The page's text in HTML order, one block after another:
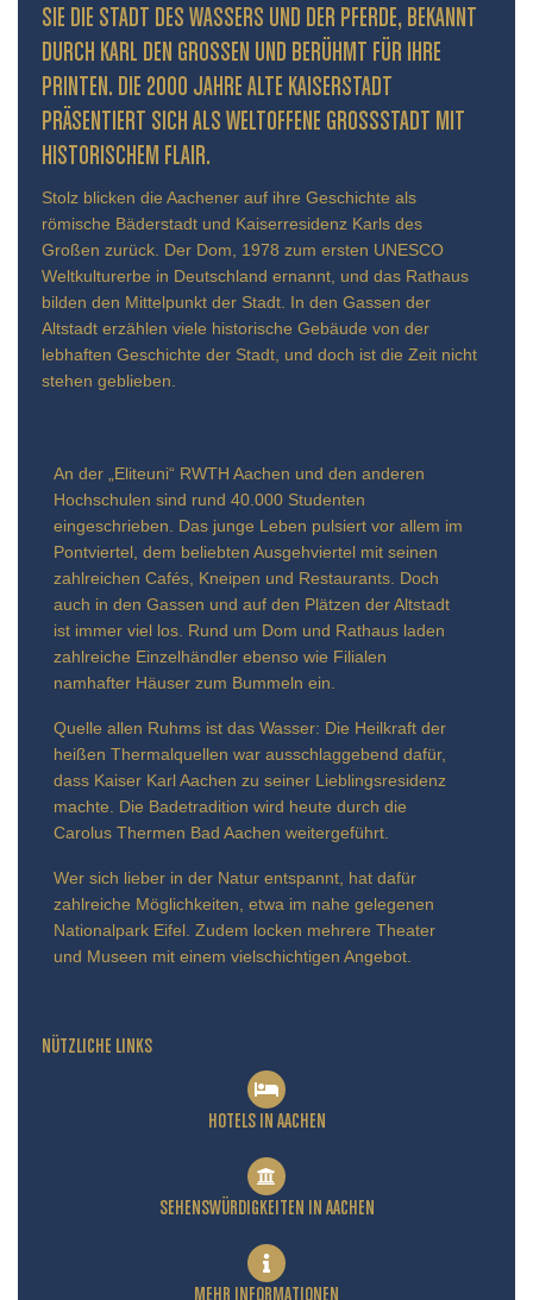
IE DIE STADT DES WASSERS UND DER PFERDE, BEKANNT D
URCH KARL DEN GROSSEN UND BERÜHMT FÜR IHRE PR
INTEN. DIE 2000 JAHRE ALTE KAISERSTADT PR
ÄSENTIERT SICH ALS WELTOFFENE GROSSSTADT MIT HIS
TORISCHEM FLAIR.
Stolz blicken die Aachener auf ihre Geschichte als
römische Bäderstadt und Kaiserresidenz Karls des
Großen zurück. Der Dom, 1978 zum ersten UNESCO
Weltkulturerbe in Deutschland ernannt, und das Rathaus
bilden den Mittelpunkt der Stadt. In den Gassen der
Altstadt erzählen viele historische Gebäude von der
lebhaften Geschichte der Stadt, und doch ist die Zeit nicht
stehen geblieben.
An der „Eliteuni“ RWTH Aachen und den anderen
Hochschulen sind rund 40.000 Studenten
eingeschrieben. Das junge Leben pulsiert vor allem im
Pontviertel, dem beliebten Ausgehviertel mit seinen
zahlreichen Cafés, Kneipen und Restaurants. Doch
auch in den Gassen und auf den Plätzen der Altstadt
ist immer viel los. Rund um Dom und Rathaus laden
zahlreiche Einzelhändler ebenso wie Filialen
namhafter Häuser zum Bummeln ein.
Quelle allen Ruhms ist das Wasser: Die Heilkraft der
heißen Thermalquellen war ausschlaggebend dafür,
dass Kaiser Karl Aachen zu seiner Lieblingsresidenz
machte. Die Badetradition wird heute durch die
Carolus Thermen Bad Aachen weitergeführt.
Wer sich lieber in der Natur entspannt, hat dafür
zahlreiche Möglichkeiten, etwa im nahe gelegenen
Nationalpark Eifel. Zudem locken mehrere Theater
und Museen mit einem vielschichtigen Angebot.
NÜTZLICHE LINKS
HOTELS IN AACHEN
SEHENSWÜRDIGKEITEN IN AACHEN